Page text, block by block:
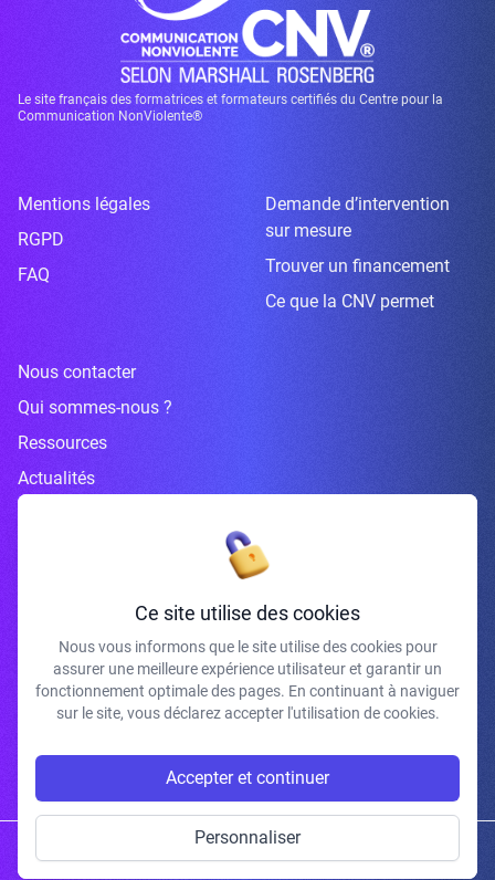
Le site français des formatrices et formateurs certifiés du Centre pour la
Communication NonViolente®
Mentions légales
RGPD
FAQ
Demande d’intervention
sur mesure
Trouver un financement
Ce que la CNV permet
Nous contacter
Qui sommes-nous ?
Ressources
Actualités
Inscrivez-vous à la newsletter
J'accepte de recevoir vos e-mails et confirme avoir pris connaissance de
votre politique de confidentialité et mentions légales.
Copyright © 2026 | Gum Studio. Tous droits réservés.
Ce site utilise des cookies
Nous vous informons que le site utilise des cookies pour
assurer une meilleure expérience utilisateur et garantir un
fonctionnement optimale des pages. En continuant à naviguer
sur le site, vous déclarez accepter l'utilisation de cookies.
Accepter et continuer
Personnaliser